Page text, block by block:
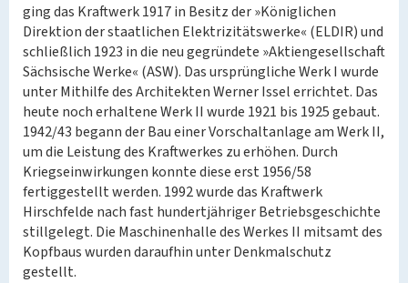
ging das Kraftwerk 1917 in Besitz der »Königlichen
Direktion der staatlichen Elektrizitätswerke« (ELDIR) und
schließlich 1923 in die neu gegründete »Aktiengesellschaft
Sächsische Werke« (ASW). Das ursprüngliche Werk I wurde
unter Mithilfe des Architekten Werner Issel errichtet. Das
heute noch erhaltene Werk II wurde 1921 bis 1925 gebaut.
1942/43 begann der Bau einer Vorschaltanlage am Werk II,
um die Leistung des Kraftwerkes zu erhöhen. Durch
Kriegseinwirkungen konnte diese erst 1956/58
fertiggestellt werden. 1992 wurde das Kraftwerk
Hirschfelde nach fast hundertjähriger Betriebsgeschichte
stillgelegt. Die Maschinenhalle des Werkes II mitsamt des
Kopfbaus wurden daraufhin unter Denkmalschutz
gestellt.